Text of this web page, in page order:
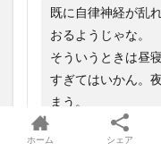
既に自律神経が乱
おるようじゃな。
そういうときは昼
すぎてはいかん。
まう。
午後に１５～３０
じゃ
ホーム シェア